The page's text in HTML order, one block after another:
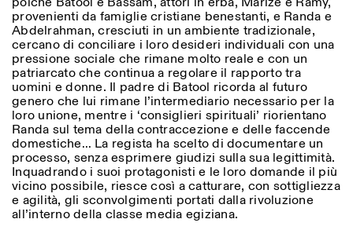
provenienti da famiglie cristiane benestanti, e Randa e
Abdelrahman, cresciuti in un ambiente tradizionale,
cercano di conciliare i loro desideri individuali con una
pressione sociale che rimane molto reale e con un
patriarcato che continua a regolare il rapporto tra
uomini e donne. Il padre di Batool ricorda al futuro
genero che lui rimane l’intermediario necessario per la
loro unione, mentre i ‘consiglieri spirituali’ riorientano
Randa sul tema della contraccezione e delle faccende
domestiche… La regista ha scelto di documentare un
processo, senza esprimere giudizi sulla sua legittimità.
Inquadrando i suoi protagonisti e le loro domande il più
vicino possibile, riesce così a catturare, con sottigliezza
e agilità, gli sconvolgimenti portati dalla rivoluzione
all’interno della classe media egiziana.